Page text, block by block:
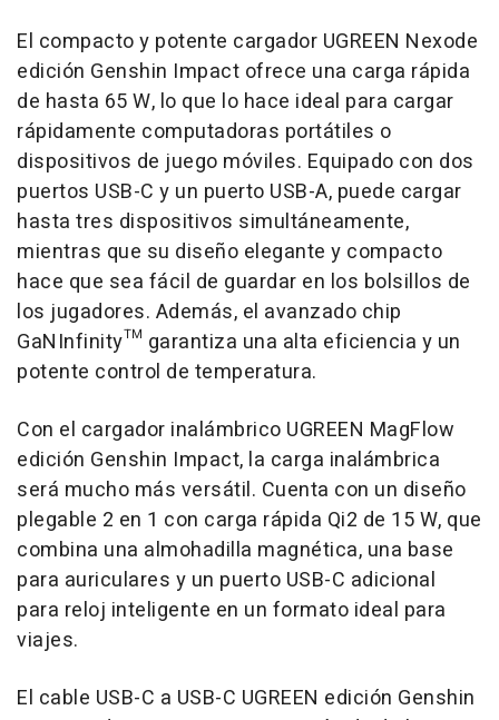
El compacto y potente cargador UGREEN Nexode
edición Genshin Impact ofrece una carga rápida
de hasta 65 W, lo que lo hace ideal para cargar
rápidamente computadoras portátiles o
dispositivos de juego móviles. Equipado con dos
puertos USB-C y un puerto USB-A, puede cargar
hasta tres dispositivos simultáneamente,
mientras que su diseño elegante y compacto
hace que sea fácil de guardar en los bolsillos de
los jugadores. Además, el avanzado chip
GaNInfinity™ garantiza una alta eficiencia y un
potente control de temperatura.
Con el cargador inalámbrico UGREEN MagFlow
edición Genshin Impact, la carga inalámbrica
será mucho más versátil. Cuenta con un diseño
plegable 2 en 1 con carga rápida Qi2 de 15 W, que
combina una almohadilla magnética, una base
para auriculares y un puerto USB-C adicional
para reloj inteligente en un formato ideal para
viajes.
El cable USB-C a USB-C UGREEN edición Genshin